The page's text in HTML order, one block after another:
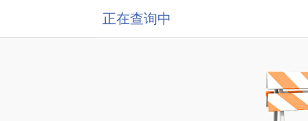
正在查询中